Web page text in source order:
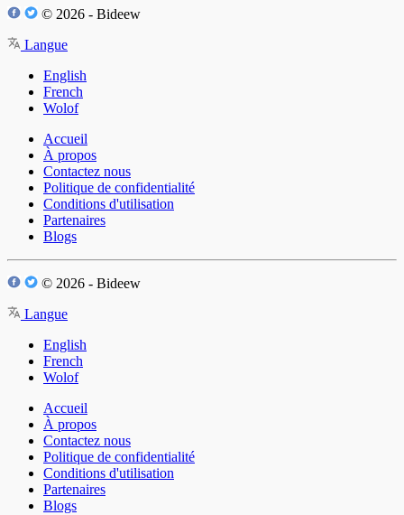
© 2026 - Bideew
Langue
English
French
Wolof
Accueil
À propos
Contactez nous
Politique de confidentialité
Conditions d'utilisation
Partenaires
Blogs
© 2026 - Bideew
Langue
English
French
Wolof
Accueil
À propos
Contactez nous
Politique de confidentialité
Conditions d'utilisation
Partenaires
Blogs